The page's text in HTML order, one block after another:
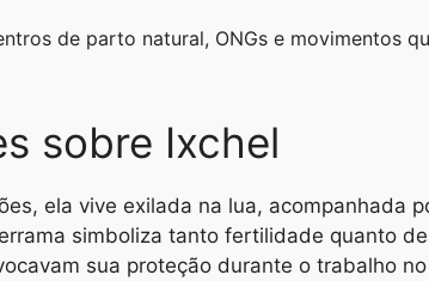
de parto natural, ONGs e movimentos
sobre Ixchel
ela vive exilada na lua, acompanhada
simboliza tanto fertilidade quanto
sua proteção durante o trabalho